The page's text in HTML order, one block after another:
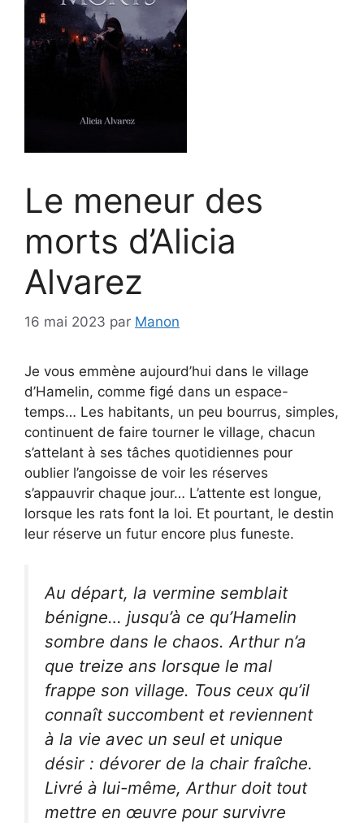
Le meneur des
morts d’Alicia
Alvarez
16 mai 2023 par Manon
Je vous emmène aujourd’hui dans le village
d’Hamelin, comme figé dans un espace-
temps… Les habitants, un peu bourrus, simples,
continuent de faire tourner le village, chacun
s’attelant à ses tâches quotidiennes pour
oublier l’angoisse de voir les réserves
s’appauvrir chaque jour… L’attente est longue,
lorsque les rats font la loi. Et pourtant, le destin
leur réserve un futur encore plus funeste.
Au départ, la vermine semblait
bénigne… jusqu’à ce qu’Hamelin
sombre dans le chaos. Arthur n’a
que treize ans lorsque le mal
frappe son village. Tous ceux qu’il
connaît succombent et reviennent
à la vie avec un seul et unique
désir : dévorer de la chair fraîche.
Livré à lui-même, Arthur doit tout
mettre en œuvre pour survivre